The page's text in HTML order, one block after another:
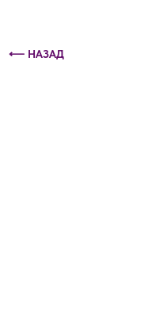
⟵ НАЗАД